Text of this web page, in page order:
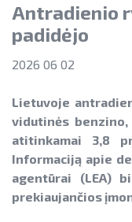
►
►
►
NEKS
Antradienio
padidėjo
2026 06 02
Lietuvoje
vidutinės
atitinkamai 3,8
Informaciją apie
agentūrai (LEA)
prekiaujančios